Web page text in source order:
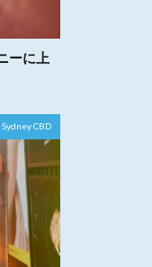
ーに上
Sydney CBD